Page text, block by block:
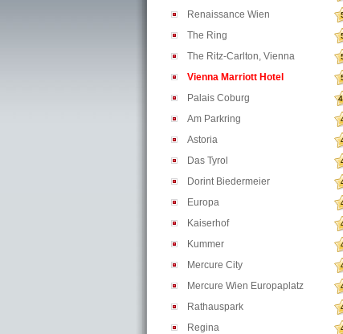
Renaissance Wien
The Ring
The Ritz-Carlton, Vienna
Vienna Marriott Hotel
Palais Coburg
Am Parkring
Astoria
Das Tyrol
Dorint Biedermeier
Europa
Kaiserhof
Kummer
Mercure City
Mercure Wien Europaplatz
Rathauspark
Regina